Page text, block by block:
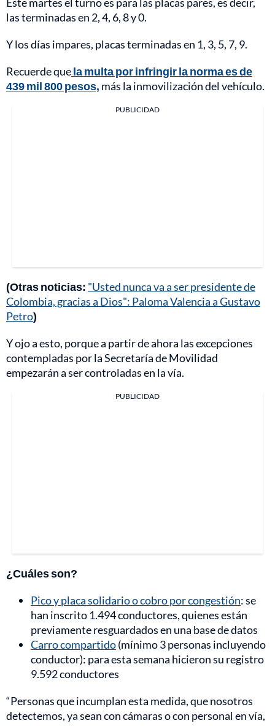
las terminadas en 2, 4, 6, 8 y 0.
Y los días impares, placas terminadas en 1, 3, 5, 7, 9.
Recuerde quela multa por infringir la norma es de
439 mil 800 pesos, más la inmovilización del vehículo.
PUBLICIDAD
(Otras noticias: "Usted nunca va a ser presidente de
Colombia, gracias a Dios": Paloma Valencia a Gustavo
Petro)
Y ojo a esto, porque a partir de ahora las excepciones
contempladas por la Secretaría de Movilidad
empezarán a ser controladas en la vía.
PUBLICIDAD
¿Cuáles son?
Pico y placa solidario o cobro por congestión: se
han inscrito 1.494 conductores, quienes están
previamente resguardados en una base de datos
Carro compartido(mínimo 3 personas incluyendo
conductor): para esta semana hicieron su registro
9.592 conductores
“Personas que incumplan esta medida, que nosotros
detectemos, ya sean con cámaras o con personal en vía,